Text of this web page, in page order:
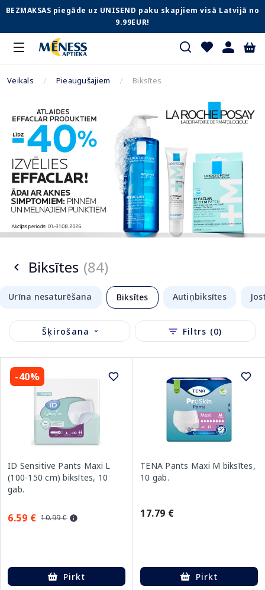
BEZMAKSAS piegāde uz UNISEND paku skapjiem visā Latvijā no
9.99EUR!
Veikals Pieaugušajiem Biksītes
Biksītes (84)
Urīna nesaturēšana Biksītes Autiņbiksītes
Šķirošana Filtrs (0)
-40%
ID Sensitive Pants Maxi L
(100-150 cm) biksītes, 10
gab.
6.59 € 10.99 €
Pirkt
TENA Pants Maxi M biksītes,
10 gab.
17.79 €
Pirkt